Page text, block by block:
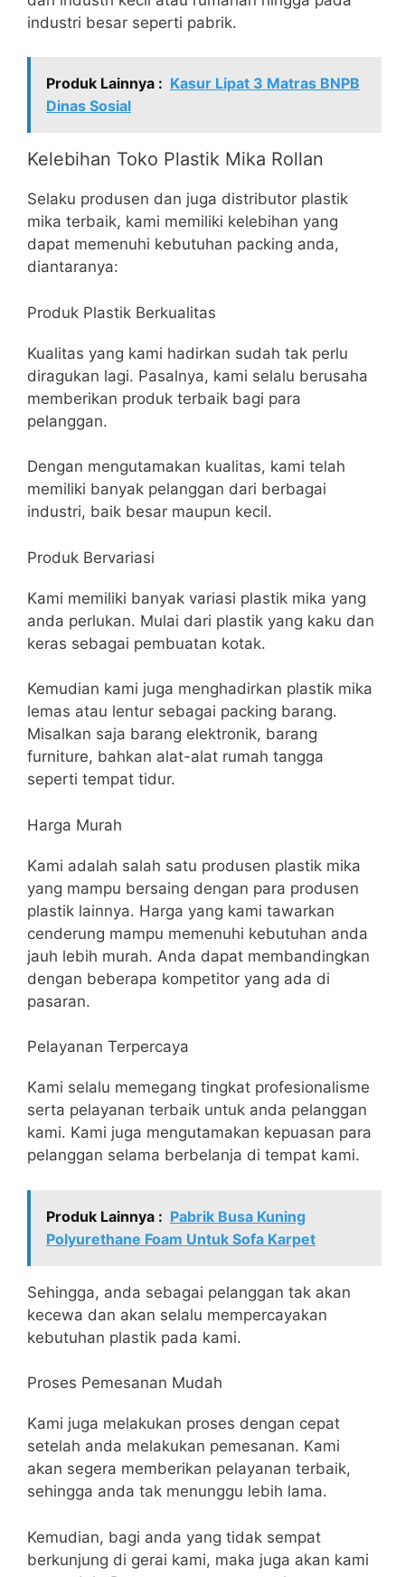
industri besar seperti pabrik.
Produk Lainnya : Kasur Lipat 3 Matras BNPB
Dinas Sosial
Kelebihan Toko Plastik Mika Rollan
Selaku produsen dan juga distributor plastik
mika terbaik, kami memiliki kelebihan yang
dapat memenuhi kebutuhan packing anda,
diantaranya:
Produk Plastik Berkualitas
Kualitas yang kami hadirkan sudah tak perlu
diragukan lagi. Pasalnya, kami selalu berusaha
memberikan produk terbaik bagi para
pelanggan.
Dengan mengutamakan kualitas, kami telah
memiliki banyak pelanggan dari berbagai
industri, baik besar maupun kecil.
Produk Bervariasi
Kami memiliki banyak variasi plastik mika yang
anda perlukan. Mulai dari plastik yang kaku dan
keras sebagai pembuatan kotak.
Kemudian kami juga menghadirkan plastik mika
lemas atau lentur sebagai packing barang.
Misalkan saja barang elektronik, barang
furniture, bahkan alat-alat rumah tangga
seperti tempat tidur.
Harga Murah
Kami adalah salah satu produsen plastik mika
yang mampu bersaing dengan para produsen
plastik lainnya. Harga yang kami tawarkan
cenderung mampu memenuhi kebutuhan anda
jauh lebih murah. Anda dapat membandingkan
dengan beberapa kompetitor yang ada di
pasaran.
Pelayanan Terpercaya
Kami selalu memegang tingkat profesionalisme
serta pelayanan terbaik untuk anda pelanggan
kami. Kami juga mengutamakan kepuasan para
pelanggan selama berbelanja di tempat kami.
Produk Lainnya : Pabrik Busa Kuning
Polyurethane Foam Untuk Sofa Karpet
Sehingga, anda sebagai pelanggan tak akan
kecewa dan akan selalu mempercayakan
kebutuhan plastik pada kami.
Proses Pemesanan Mudah
Kami juga melakukan proses dengan cepat
setelah anda melakukan pemesanan. Kami
akan segera memberikan pelayanan terbaik,
sehingga anda tak menunggu lebih lama.
Kemudian, bagi anda yang tidak sempat
berkunjung di gerai kami, maka juga akan kami